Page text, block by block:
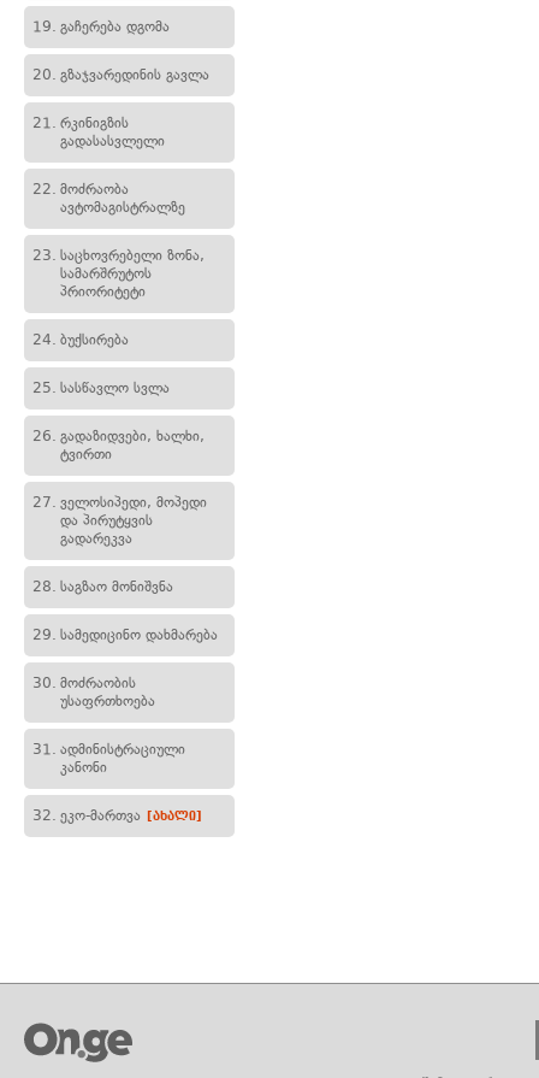
19. გაჩერება დგომა
20. გზაჯვარედინის გავლა
21. რკინიგზის
გადასასვლელი
22. მოძრაობა
ავტომაგისტრალზე
23. საცხოვრებელი ზონა,
სამარშრუტოს
პრიორიტეტი
24. ბუქსირება
25. სასწავლო სვლა
26. გადაზიდვები, ხალხი,
ტვირთი
27. ველოსიპედი, მოპედი
და პირუტყვის
გადარეკვა
28. საგზაო მონიშვნა
29. სამედიცინო დახმარება
30. მოძრაობის
უსაფრთხოება
31. ადმინისტრაციული
კანონი
32. ეკო-მართვა [ახალი]